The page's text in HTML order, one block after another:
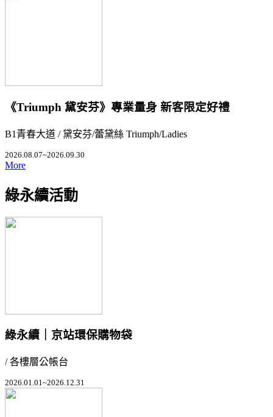
《Triumph 黛安芬》專業量身 新客限定好禮
B1青春大道 / 黛安芬/蕾黛絲 Triumph/Ladies
2026.08.07~2026.09.30
More
綠永續活動
綠永續｜京站環保購物袋
/ 各樓層公帳台
2026.01.01~2026.12.31